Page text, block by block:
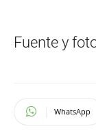
Fuente y
WhatsApp